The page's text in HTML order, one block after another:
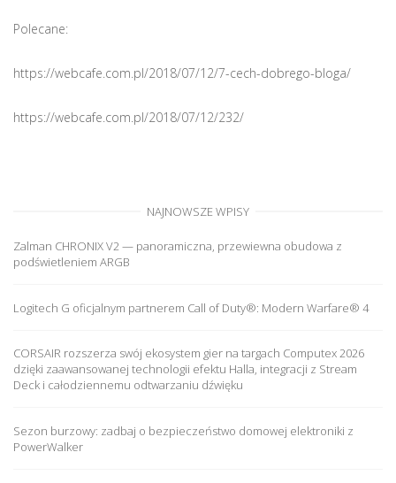
Polecane:
https://webcafe.com.pl/2018/07/12/7-cech-dobrego-bloga/
https://webcafe.com.pl/2018/07/12/232/
NAJNOWSZE WPISY
Zalman CHRONIX V2 — panoramiczna, przewiewna obudowa z
podświetleniem ARGB
Logitech G oficjalnym partnerem Call of Duty®: Modern Warfare® 4
CORSAIR rozszerza swój ekosystem gier na targach Computex 2026
dzięki zaawansowanej technologii efektu Halla, integracji z Stream
Deck i całodziennemu odtwarzaniu dźwięku
Sezon burzowy: zadbaj o bezpieczeństwo domowej elektroniki z
PowerWalker